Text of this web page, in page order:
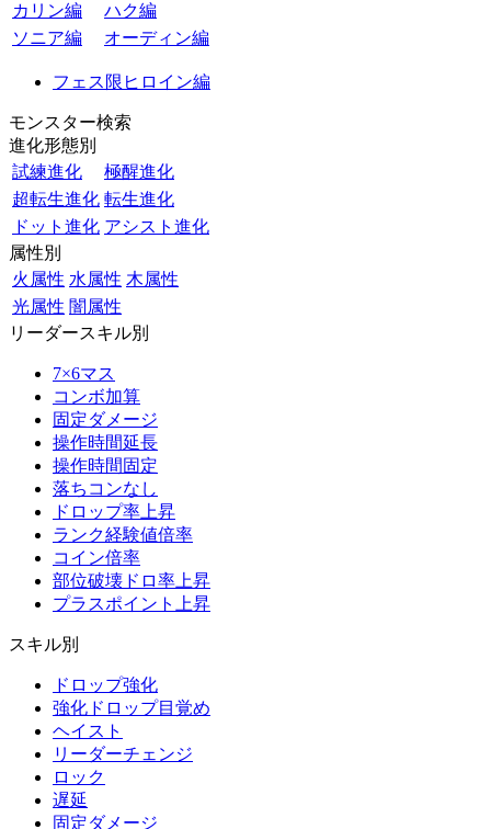
カリン編
ハク編
ソニア編
オーディン編
フェス限ヒロイン編
モンスター検索
進化形態別
試練進化
極醒進化
超転生進化 転生進化
ドット進化 アシスト進化
属性別
火属性 水属性 木属性
光属性 闇属性
リーダースキル別
7×6マス
コンボ加算
固定ダメージ
操作時間延長
操作時間固定
落ちコンなし
ドロップ率上昇
ランク経験値倍率
コイン倍率
部位破壊ドロ率上昇
プラスポイント上昇
スキル別
ドロップ強化
強化ドロップ目覚め
ヘイスト
リーダーチェンジ
ロック
遅延
固定ダメージ